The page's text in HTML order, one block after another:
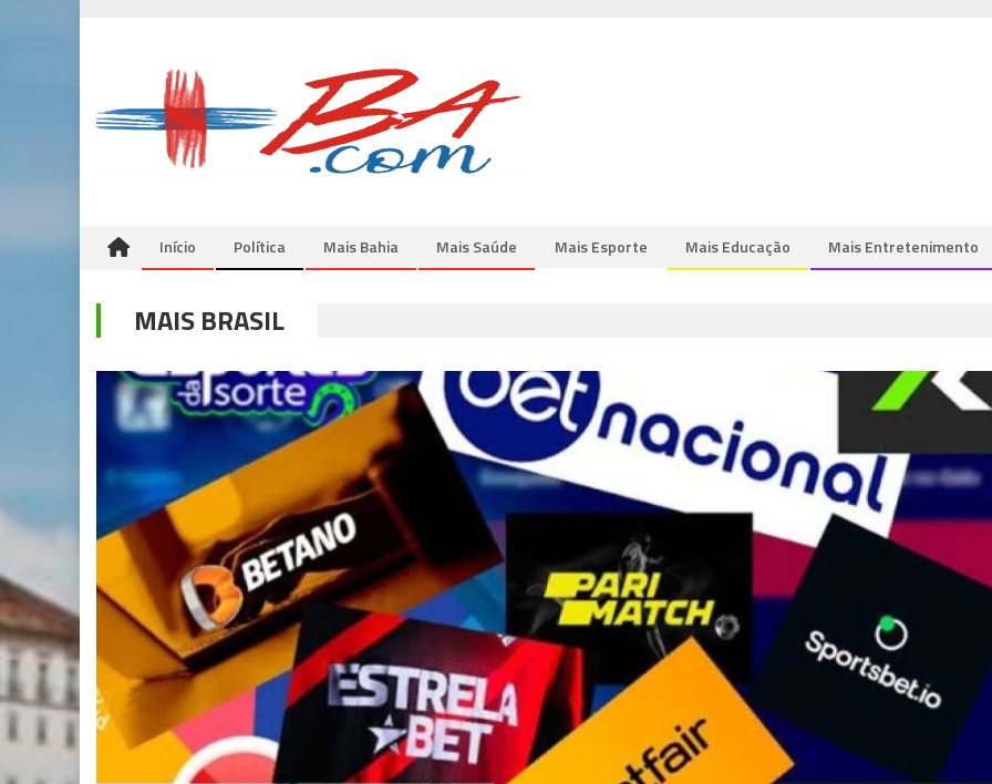
Início Política Mais Bahia Mais Saúde Mais Esporte Mais Educação Mais Entretenimento
MAIS BRASIL